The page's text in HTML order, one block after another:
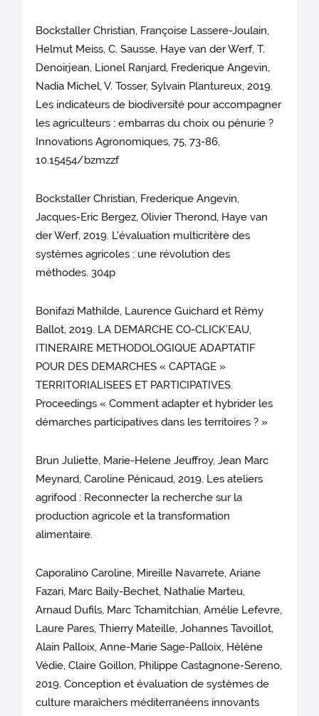
Bockstaller Christian, Françoise Lassere-Joulain,
Helmut Meiss, C. Sausse, Haye van der Werf, T.
Denoirjean, Lionel Ranjard, Frederique Angevin,
Nadia Michel, V. Tosser, Sylvain Plantureux, 2019.
Les indicateurs de biodiversité pour accompagner
les agriculteurs : embarras du choix ou pénurie ?
Innovations Agronomiques, 75, 73-86,
10.15454/bzmzzf
Bockstaller Christian, Frederique Angevin,
Jacques-Eric Bergez, Olivier Therond, Haye van
der Werf, 2019. L'évaluation multicritère des
systèmes agricoles : une révolution des
méthodes. 304p
Bonifazi Mathilde, Laurence Guichard et Rémy
Ballot, 2019. LA DEMARCHE CO-CLICK’EAU,
ITINERAIRE METHODOLOGIQUE ADAPTATIF
POUR DES DEMARCHES « CAPTAGE »
TERRITORIALISEES ET PARTICIPATIVES.
Proceedings « Comment adapter et hybrider les
démarches participatives dans les territoires ? »
Brun Juliette, Marie-Helene Jeuffroy, Jean Marc
Meynard, Caroline Pénicaud, 2019. Les ateliers
agrifood : Reconnecter la recherche sur la
production agricole et la transformation
alimentaire.
Caporalino Caroline, Mireille Navarrete, Ariane
Fazari, Marc Baily-Bechet, Nathalie Marteu,
Arnaud Dufils, Marc Tchamitchian, Amélie Lefevre,
Laure Pares, Thierry Mateille, Johannes Tavoillot,
Alain Palloix, Anne-Marie Sage-Palloix, Hélène
Védie, Claire Goillon, Philippe Castagnone-Sereno,
2019. Conception et évaluation de systèmes de
culture maraîchers méditerranéens innovants